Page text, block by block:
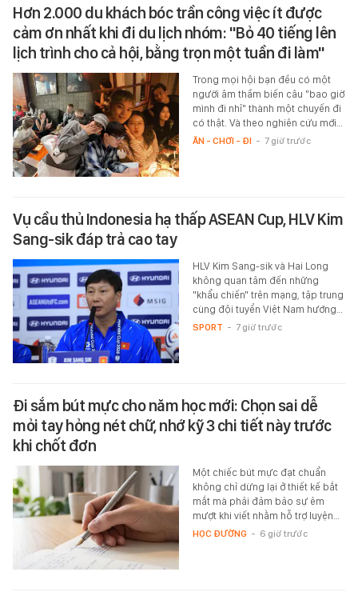
Hơn 2.000 du khách bóc trần công việc ít được
cảm ơn nhất khi đi du lịch nhóm: "Bỏ 40 tiếng lên
lịch trình cho cả hội, bằng trọn một tuần đi làm"
Trong mọi hội bạn đều có một
người âm thầm biến câu "bao giờ
mình đi nhỉ" thành một chuyến đi
có thật. Và theo nghiên cứu mới…
ĂN - CHƠI - ĐI - 7 giờ trước
Vụ cầu thủ Indonesia hạ thấp ASEAN Cup, HLV Kim
Sang-sik đáp trả cao tay
HLV Kim Sang-sik và Hai Long
không quan tâm đến những
"khẩu chiến" trên mạng, tập trung
cùng đội tuyển Việt Nam hướng…
SPORT - 7 giờ trước
Đi sắm bút mực cho năm học mới: Chọn sai dễ
mỏi tay hỏng nét chữ, nhớ kỹ 3 chi tiết này trước
khi chốt đơn
Một chiếc bút mực đạt chuẩn
không chỉ dừng lại ở thiết kế bắt
mắt mà phải đảm bảo sự êm
mượt khi viết nhằm hỗ trợ luyện…
HỌC ĐƯỜNG - 6 giờ trước